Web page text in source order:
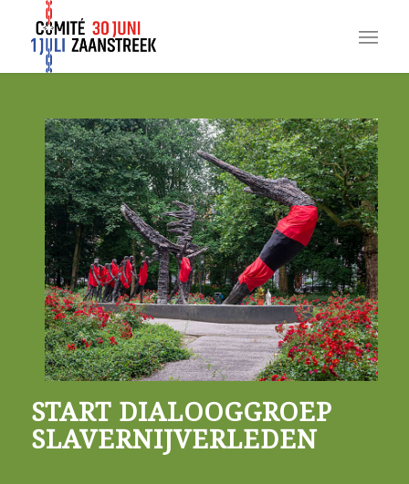
START DIALOOGGROEP
SLAVERNIJVERLEDEN